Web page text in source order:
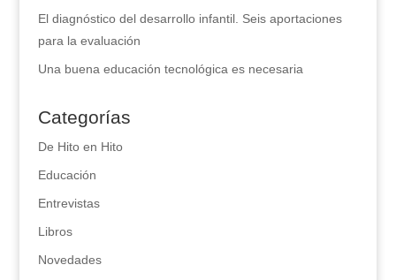
El diagnóstico del desarrollo infantil. Seis aportaciones
para la evaluación
Una buena educación tecnológica es necesaria
Categorías
De Hito en Hito
Educación
Entrevistas
Libros
Novedades